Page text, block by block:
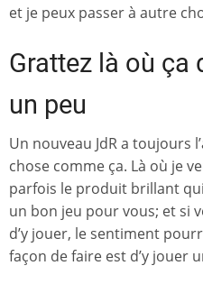
et je peux passer à autre
Grattez là où ça
un peu
Un nouveau JdR a toujours
chose comme ça. Là où je
parfois le produit brillant
un bon jeu pour vous; et si
d’y jouer, le sentiment
façon de faire est d’y jouer